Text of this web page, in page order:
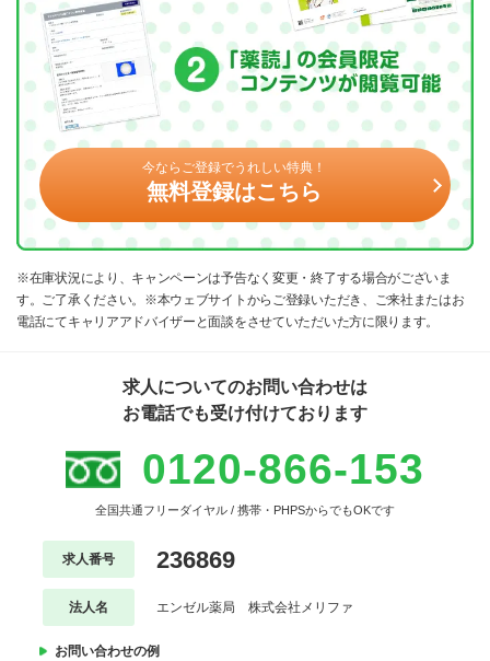
今ならご登録でうれしい特典！
無料登録はこちら
※在庫状況により、キャンペーンは予告なく変更・終了する場合がございま
す。ご了承ください。※本ウェブサイトからご登録いただき、ご来社またはお
電話にてキャリアアドバイザーと面談をさせていただいた方に限ります。
求人についてのお問い合わせは
お電話でも受け付けております
0120-866-153
全国共通フリーダイヤル / 携帯・PHPSからでもOKです
求人番号 236869
法人名 エンゼル薬局 株式会社メリファ
お問い合わせの例